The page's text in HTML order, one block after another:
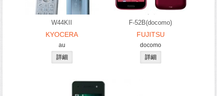
W44KII
KYOCERA
au
F-52B(docomo)
FUJITSU
docomo